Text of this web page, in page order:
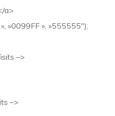
a>
»0099FF », »555555″);
–>
–>